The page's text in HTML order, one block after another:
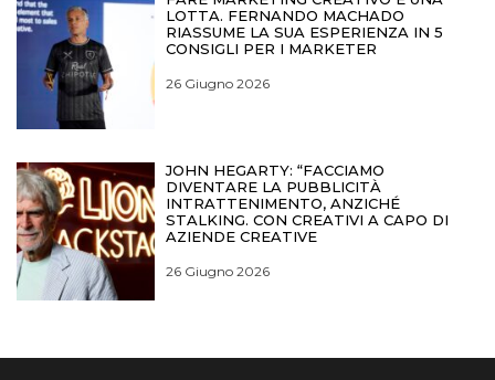
LOTTA. FERNANDO MACHADO
RIASSUME LA SUA ESPERIENZA IN 5
CONSIGLI PER I MARKETER
26 Giugno 2026
JOHN HEGARTY: “FACCIAMO
DIVENTARE LA PUBBLICITÀ
INTRATTENIMENTO, ANZICHÉ
STALKING. CON CREATIVI A CAPO DI
AZIENDE CREATIVE
26 Giugno 2026